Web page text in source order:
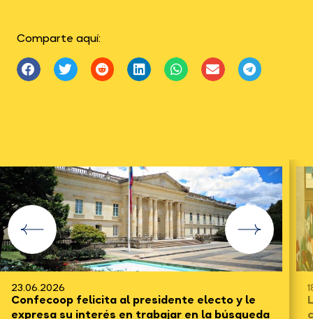
Comparte aquí:
23.06.2026
Confecoop felicita al presidente electo y le
expresa su interés en trabajar en la búsqueda